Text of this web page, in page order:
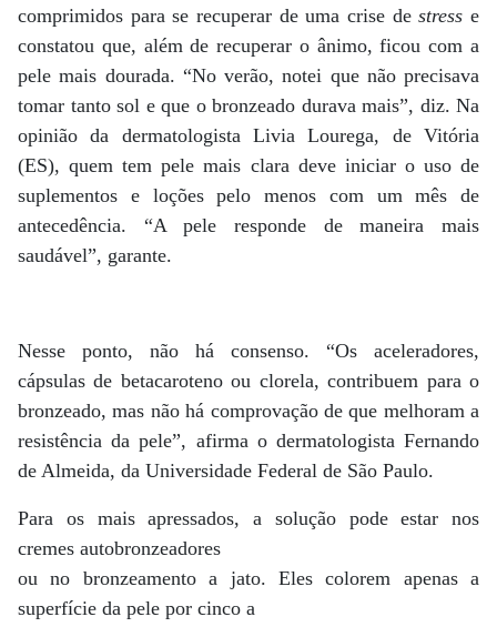
comprimidos para se recuperar de uma crise destress e
constatou que, além de recuperar o ânimo, ficou com a
pele mais dourada. “No verão, notei que não precisava
tomar tanto sol e que o bronzeado durava mais”, diz. Na
opinião da dermatologista Livia Lourega, de Vitória
(ES), quem tem pele mais clara deve iniciar o uso de
suplementos e loções pelo menos com um mês de
antecedência. “A pele responde de maneira mais
saudável”, garante.
Nesse ponto, não há consenso. “Os aceleradores,
cápsulas de betacaroteno ou clorela, contribuem para o
bronzeado, mas não há comprovação de que melhoram a
resistência da pele”, afirma o dermatologista Fernando
de Almeida, da Universidade Federal de São Paulo.
Para os mais apressados, a solução pode estar nos
cremes autobronzeadores
ou no bronzeamento a jato. Eles colorem apenas a
superfície da pele por cinco a